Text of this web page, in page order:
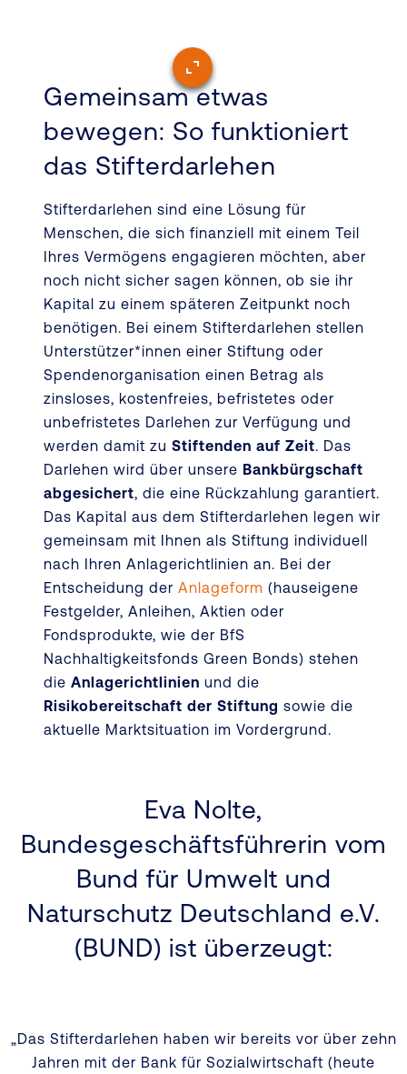
Gemeinsam etwas
bewegen: So funktioniert
das Stifterdarlehen
Stifterdarlehen sind eine Lösung für
Menschen, die sich finanziell mit einem Teil
Ihres Vermögens engagieren möchten, aber
noch nicht sicher sagen können, ob sie ihr
Kapital zu einem späteren Zeitpunkt noch
benötigen. Bei einem Stifterdarlehen stellen
Unterstützer*innen einer Stiftung oder
Spendenorganisation einen Betrag als
zinsloses, kostenfreies, befristetes oder
unbefristetes Darlehen zur Verfügung und
werden damit zu Stiftenden auf Zeit. Das
Darlehen wird über unsere Bankbürgschaft
abgesichert, die eine Rückzahlung garantiert.
Das Kapital aus dem Stifterdarlehen legen wir
gemeinsam mit Ihnen als Stiftung individuell
nach Ihren Anlagerichtlinien an. Bei der
Entscheidung der Anlageform (hauseigene
Festgelder, Anleihen, Aktien oder
Fondsprodukte, wie der BfS
Nachhaltigkeitsfonds Green Bonds) stehen
die Anlagerichtlinien und die
Risikobereitschaft der Stiftung sowie die
aktuelle Marktsituation im Vordergrund.
Eva Nolte,
Bundesgeschäftsführerin vom
Bund für Umwelt und
Naturschutz Deutschland e.V.
(BUND) ist überzeugt:
„Das Stifterdarlehen haben wir bereits vor über zehn
Jahren mit der Bank für Sozialwirtschaft (heute